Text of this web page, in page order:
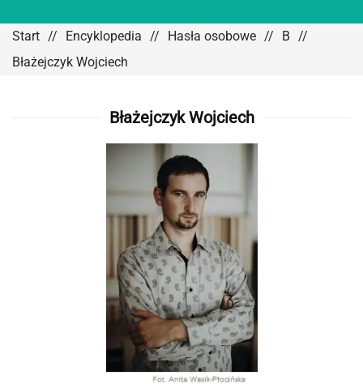
Start Encyklopedia Hasła osobowe
B
Błażejczyk Wojciech
Błażejczyk Wojciech